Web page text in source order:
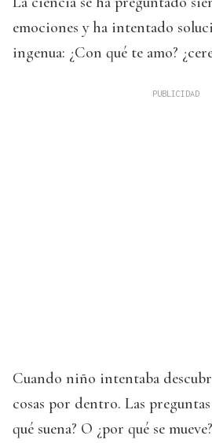
emociones y ha intentado
ingenua: ¿Con qué te amo?
Cuando niño intentaba
cosas por dentro. Las
qué suena? O ¿por qué se